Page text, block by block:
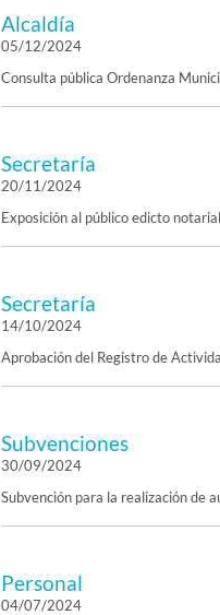
Alcaldía
05/12/2024
Consulta pública Ordenanza
Secretaría
20/11/2024
Exposición al público edicto notarial
Secretaría
14/10/2024
Aprobación del Registro de
Subvenciones
30/09/2024
Subvención para la realización de
Personal
04/07/2024